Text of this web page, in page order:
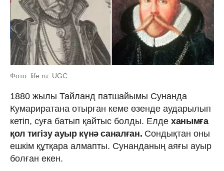
Фото: life.ru: UGC
1880 жылы Тайланд патшайымы Сунанда
Кумариратана отырған кеме өзенде аударылып
кетіп, суға батып қайтыс болды. Елде ханымға
қол тигізу ауыр күнә саналған. Сондықтан оны
ешкім құтқара алмапты. Сунанданың аяғы ауыр
болған екен.